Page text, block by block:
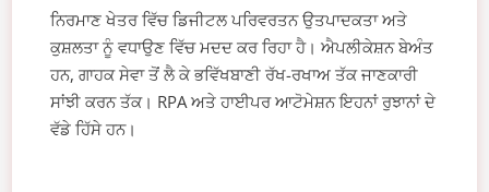
ਨਿਰਮਾਣ ਖੇਤਰ ਵਿੱਚ ਡਿਜੀਟਲ ਪਰਿਵਰਤਨ ਉਤਪਾਦਕਤਾ ਅਤੇ
ਕੁਸ਼ਲਤਾ ਨੂੰ ਵਧਾਉਣ ਵਿੱਚ ਮਦਦ ਕਰ ਰਿਹਾ ਹੈ। ਐਪਲੀਕੇਸ਼ਨ ਬੇਅੰਤ
ਹਨ, ਗਾਹਕ ਸੇਵਾ ਤੋਂ ਲੈ ਕੇ ਭਵਿੱਖਬਾਣੀ ਰੱਖ-ਰਖਾਅ ਤੱਕ ਜਾਣਕਾਰੀ
ਸਾਂਝੀ ਕਰਨ ਤੱਕ। RPA ਅਤੇ ਹਾਈਪਰ ਆਟੋਮੇਸ਼ਨ ਇਹਨਾਂ ਰੁਝਾਨਾਂ ਦੇ
ਵੱਡੇ ਹਿੱਸੇ ਹਨ।